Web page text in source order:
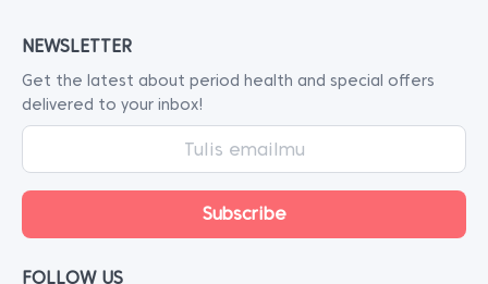
NEWSLETTER
Get the latest about period health and special offers
delivered to your inbox!
FOLLOW US